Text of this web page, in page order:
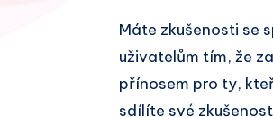
Máte zkušenosti se
uživatelům tím, že
přínosem pro ty,
sdílíte své